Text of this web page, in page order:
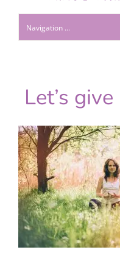
Navigation ...
Let’s